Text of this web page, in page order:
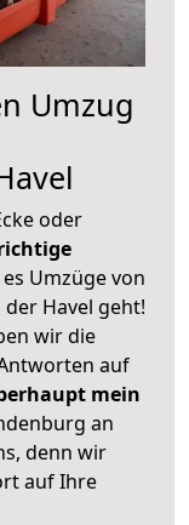
Umzug
oder
Umzüge von
Havel geht!
wir die
auf
mein
an
denn wir
auf Ihre